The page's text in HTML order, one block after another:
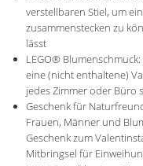
verstellbaren Stiel, um
zusammenstecken zu
lässt
LEGO®
eine (nicht enthaltene)
jedes Zimmer oder Büro
Geschenk für
Frauen, Männer und
Geschenk zum
Mitbringsel für